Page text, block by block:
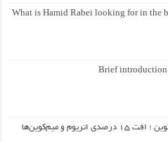
What is Hamid Rabei looking for in the
Brief
و میم‌کوین‌ها